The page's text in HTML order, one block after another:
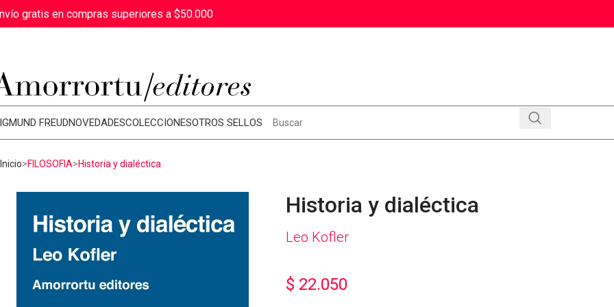
gratis en compras superiores a $50.000
FREUDNOVEDADESCOLECCIONESOTROS SELLOS
Inicio FILOSOFIA Historia y dialéctica
Historia y dialéctica
Leo Kofler
$ 22.050